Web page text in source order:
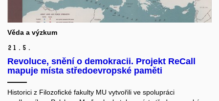
Věda a výzkum
21. 5.
Revoluce, snění o demokracii. Projekt ReCall
mapuje místa středoevropské paměti
Historici z Filozofické fakulty MU vytvořili ve spolupráci